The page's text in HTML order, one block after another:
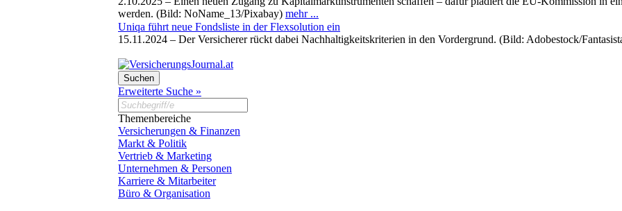
werden. (Bild: NoName_13/Pixabay) mehr ...
Uniqa führt neue Fondsliste in der Flexsolution ein
15.11.2024 – Der Versicherer rückt dabei Nachhaltigkeitskriterien in den Vordergrund. (Bild: Adobestock/
Erweiterte Suche »
Themenbereiche
Versicherungen & Finanzen
Markt & Politik
Vertrieb & Marketing
Unternehmen & Personen
Karriere & Mitarbeiter
Büro & Organisation